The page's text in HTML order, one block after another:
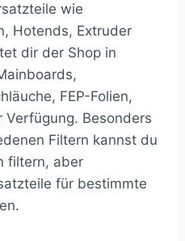
wie
Hotends, Extruder
dir der Shop in
FEP-Folien,
Verfügung. Besonders
Filtern kannst du
filtern, aber
für bestimmte